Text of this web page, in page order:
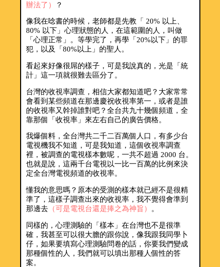
辦法了）
？
像我在唸書的時候，老師都是先教「 20% 以上、
80% 以下」心理狀態的人，在這範圍的人，叫做
「心理正常」。等學完了，再學「20%以下」的罪
犯，以及「80%以上」的聖人。
看起來好像很屌的樣子，可是我說真的，光是「統
計」這一項就很難去區分了。
台灣的收視率調查，相信大家都知道吧？大家常常
會看到某些頻道在那邊慶祝收視率第一，或者是誰
的收視率又幹掉誰對吧？全台共九十幾個頻道，全
靠那個「收視率」來左右自己的廣告價格。
我爆個料，全台灣共二千二百萬個人口，有多少台
電視機我不知道，可是我知道，這個收視率調查
裡，被調查的電視樣本數呢，一共不超過 2000 台。
也就是說，這兩千台電視以一比一百萬的比例來決
定全台灣電視頻道的收視率。
懂我的意思嗎？原本的受測的樣本就已經不是很精
準了，這樣子調查出來的收視率，我不覺得會準到
那邊去（可是電視台還是捧之為神旨） 。
同樣的，心理測驗的「樣本」在台灣也不是很準
確，我甚至可以很大膽的跟你說，像我跟我同學卜
仔，如果要填寫心理測驗問卷的話，你要我們變成
那種個性的人，我們就可以填出那種人個性的答
案。